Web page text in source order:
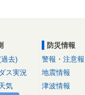
去)
ス実況
気
防災情報
警報・注意報
地震情報
津波情報